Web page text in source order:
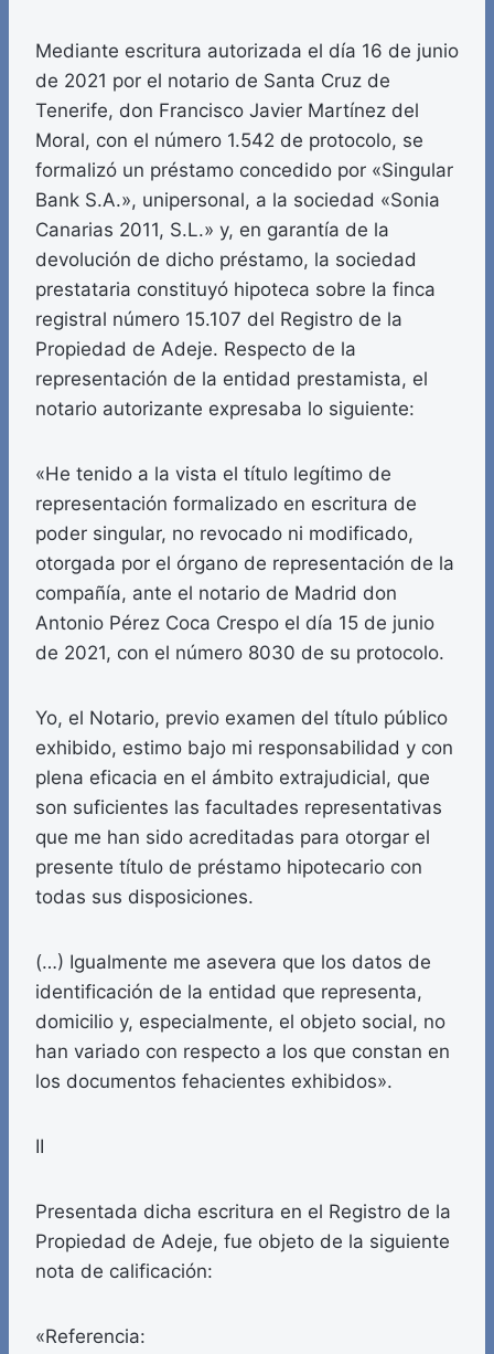
Mediante escritura autorizada el día 16 de junio
de 2021 por el notario de Santa Cruz de
Tenerife, don Francisco Javier Martínez del
Moral, con el número 1.542 de protocolo, se
formalizó un préstamo concedido por «Singular
Bank S.A.», unipersonal, a la sociedad «Sonia
Canarias 2011, S.L.» y, en garantía de la
devolución de dicho préstamo, la sociedad
prestataria constituyó hipoteca sobre la finca
registral número 15.107 del Registro de la
Propiedad de Adeje. Respecto de la
representación de la entidad prestamista, el
notario autorizante expresaba lo siguiente:
«He tenido a la vista el título legítimo de
representación formalizado en escritura de
poder singular, no revocado ni modificado,
otorgada por el órgano de representación de la
compañía, ante el notario de Madrid don
Antonio Pérez Coca Crespo el día 15 de junio
de 2021, con el número 8030 de su protocolo.
Yo, el Notario, previo examen del título público
exhibido, estimo bajo mi responsabilidad y con
plena eficacia en el ámbito extrajudicial, que
son suficientes las facultades representativas
que me han sido acreditadas para otorgar el
presente título de préstamo hipotecario con
todas sus disposiciones.
(…) Igualmente me asevera que los datos de
identificación de la entidad que representa,
domicilio y, especialmente, el objeto social, no
han variado con respecto a los que constan en
los documentos fehacientes exhibidos».
II
Presentada dicha escritura en el Registro de la
Propiedad de Adeje, fue objeto de la siguiente
nota de calificación:
«Referencia: